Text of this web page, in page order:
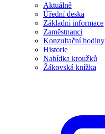
Aktuálně
Úřední deska
Základní informace
Zaměstnanci
Konzultační hodiny
Historie
Nabídka kroužků
Žákovská knížka